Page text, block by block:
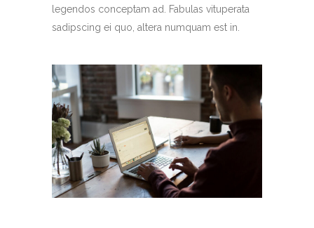
legendos conceptam ad. Fabulas vituperata
sadipscing ei quo, altera numquam est in.